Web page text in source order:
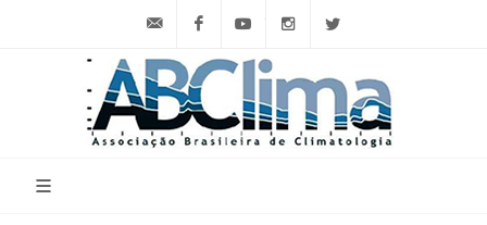
Contato FacebookYouTubeInstagram